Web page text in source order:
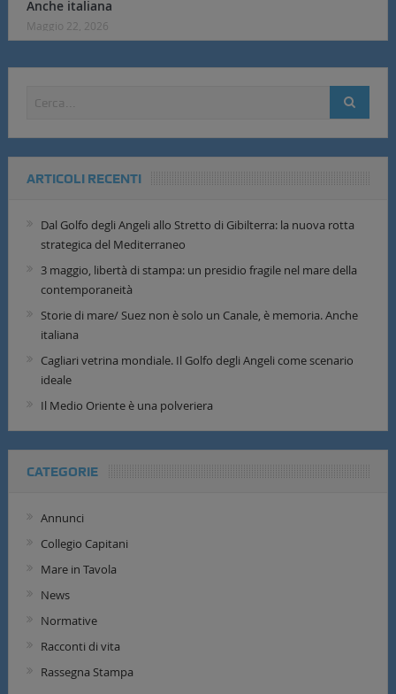
Anche italiana
Maggio 22, 2026
ARTICOLI RECENTI
Dal Golfo degli Angeli allo Stretto di Gibilterra: la nuova rotta
strategica del Mediterraneo
3 maggio, libertà di stampa: un presidio fragile nel mare della
contemporaneità
Storie di mare/ Suez non è solo un Canale, è memoria. Anche
italiana
Cagliari vetrina mondiale. Il Golfo degli Angeli come scenario
ideale
Il Medio Oriente è una polveriera
CATEGORIE
Annunci
Collegio Capitani
Mare in Tavola
News
Normative
Racconti di vita
Rassegna Stampa